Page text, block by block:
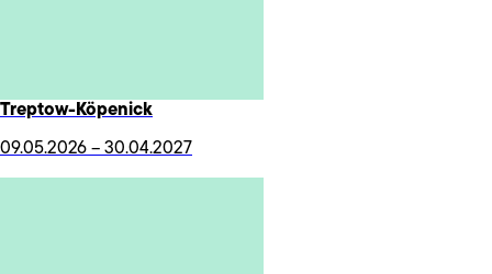
Treptow-Köpenick
09.05.2026 – 30.04.2027